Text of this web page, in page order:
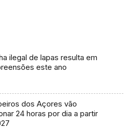
ilegal de lapas resulta em
este ano
dos Açores vão
24 horas por dia a partir